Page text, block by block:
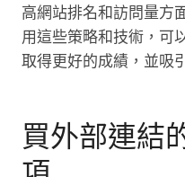
高網站排名和訪問量方
用這些策略和技術，可
取得更好的成績，並吸
買外部連結